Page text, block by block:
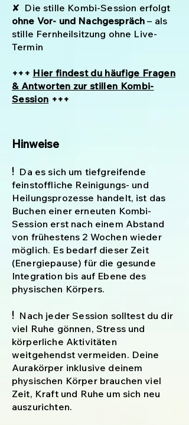
✘ Die stille Kombi-Session erfolgt
ohne Vor- und Nachgespräch – als
stille Fernheilsitzung ohne Live-
Termin
+++ Hier findest du häufige Fragen
& Antworten zur stillen Kombi-
Session +++
​​​​Hinweise
! Da es sich um tiefgreifende
feinstoffliche Reinigungs- und
Heilungsprozesse handelt, ist das
Buchen einer erneuten Kombi-
Session erst nach einem Abstand
von frühestens 2 Wochen wieder
möglich. Es bedarf dieser Zeit
(Energiepause) für die gesunde
Integration bis auf Ebene des
physischen Körpers.
​​​​! Nach jeder Session solltest du dir
viel Ruhe gönnen, Stress und
körperliche Aktivitäten
weitgehendst vermeiden. Deine
Aurakörper inklusive deinem
physischen Körper brauchen viel
Zeit, Kraft und Ruhe um sich neu
auszurichten.